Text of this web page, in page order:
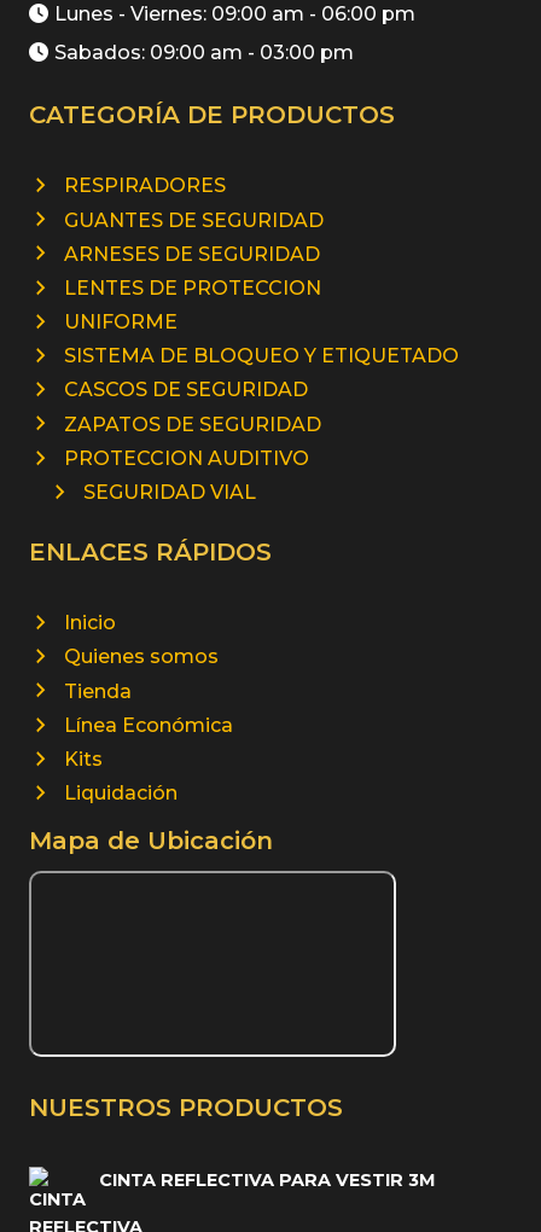
Lunes - Viernes: 09:00 am - 06:00 pm
Sabados: 09:00 am - 03:00 pm
CATEGORÍA DE PRODUCTOS
RESPIRADORES
GUANTES DE SEGURIDAD
ARNESES DE SEGURIDAD
LENTES DE PROTECCION
UNIFORME
SISTEMA DE BLOQUEO Y ETIQUETADO
CASCOS DE SEGURIDAD
ZAPATOS DE SEGURIDAD
PROTECCION AUDITIVO
SEGURIDAD VIAL
ENLACES RÁPIDOS
Inicio
Quienes somos
Tienda
Línea Económica
Kits
Liquidación
Mapa de Ubicación
NUESTROS PRODUCTOS
CINTA REFLECTIVA PARA VESTIR 3M